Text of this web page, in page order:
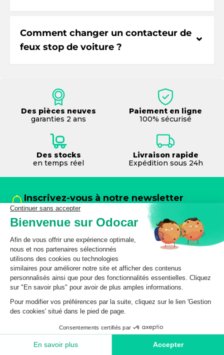
Comment changer un contacteur de
feux stop de voiture ?
⌃
Des pièces neuves
garanties 2 ans
Paiement en ligne
100% sécurisé
Des stocks
en temps réel
Livraison rapide
Expédition sous 24h
Inscrivez-vous à notre newsletter
et ne manquez plus nos offres et conseils
exclusifs
S’inscrire à la newsletter
En inscrivant votre email, vous consentez à recevoir les
offres spéciales et communications d’odocar par email.
Vous pouvez vous désabonner à tout moment. Veuillez
consulter notre Politique de protection des données